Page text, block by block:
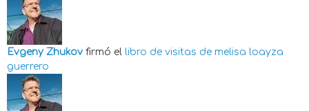
Evgeny Zhukov firmó el libro de visitas de melisa loayza
guerrero